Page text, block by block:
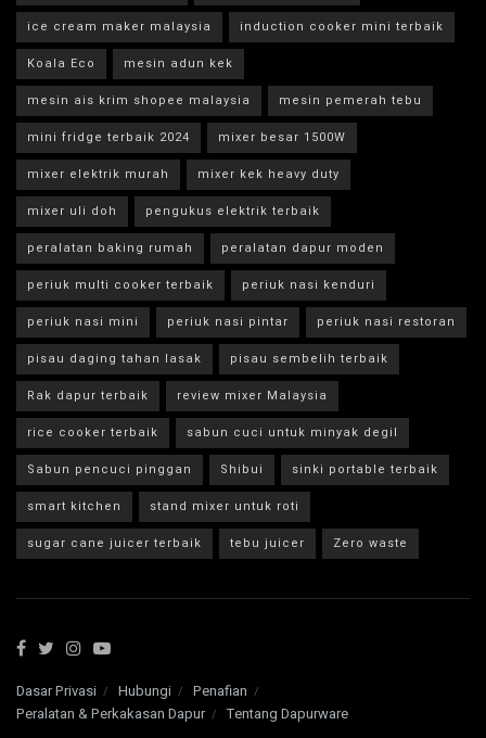
ice cream maker malaysia
induction cooker mini terbaik
Koala Eco
mesin adun kek
mesin ais krim shopee malaysia
mesin pemerah tebu
mini fridge terbaik 2024
mixer besar 1500W
mixer elektrik murah
mixer kek heavy duty
mixer uli doh
pengukus elektrik terbaik
peralatan baking rumah
peralatan dapur moden
periuk multi cooker terbaik
periuk nasi kenduri
periuk nasi mini
periuk nasi pintar
periuk nasi restoran
pisau daging tahan lasak
pisau sembelih terbaik
Rak dapur terbaik
review mixer Malaysia
rice cooker terbaik
sabun cuci untuk minyak degil
Sabun pencuci pinggan
Shibui
sinki portable terbaik
smart kitchen
stand mixer untuk roti
sugar cane juicer terbaik
tebu juicer Zero waste
Dasar Privasi Hubungi
Penafian
Peralatan & Perkakasan Dapur
Tentang Dapurware